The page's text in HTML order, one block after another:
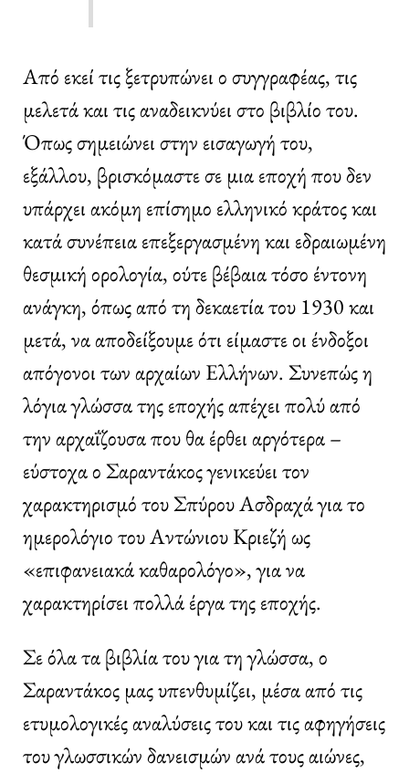
Από εκεί τις ξετρυπώνει ο συγγραφέας, τις
μελετά και τις αναδεικνύει στο βιβλίο του.
Όπως σημειώνει στην εισαγωγή του,
εξάλλου, βρισκόμαστε σε μια εποχή που δεν
υπάρχει ακόμη επίσημο ελληνικό κράτος και
κατά συνέπεια επεξεργασμένη και εδραιωμένη
θεσμική ορολογία, ούτε βέβαια τόσο έντονη
ανάγκη, όπως από τη δεκαετία του 1930 και
μετά, να αποδείξουμε ότι είμαστε οι ένδοξοι
απόγονοι των αρχαίων Ελλήνων. Συνεπώς η
λόγια γλώσσα της εποχής απέχει πολύ από
την αρχαΐζουσα που θα έρθει αργότερα –
εύστοχα ο Σαραντάκος γενικεύει τον
χαρακτηρισμό του Σπύρου Ασδραχά για το
ημερολόγιο του Αντώνιου Κριεζή ως
«επιφανειακά καθαρολόγο», για να
χαρακτηρίσει πολλά έργα της εποχής.
Σε όλα τα βιβλία του για τη γλώσσα, ο
Σαραντάκος μας υπενθυμίζει, μέσα από τις
ετυμολογικές αναλύσεις του και τις αφηγήσεις
του γλωσσικών δανεισμών ανά τους αιώνες,